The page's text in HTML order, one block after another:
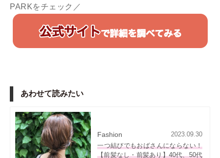
PARKをチェック／
あわせて読みたい
Fashion
2023.09.30
一つ結びでもおばさんにならない！
【前髪なし・前髪あり】40代、50代